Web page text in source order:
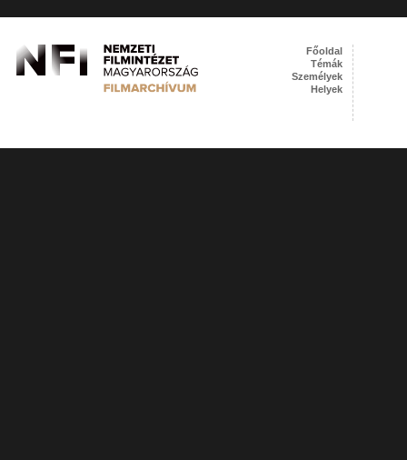
Főoldal
Témák
Személyek
Helyek